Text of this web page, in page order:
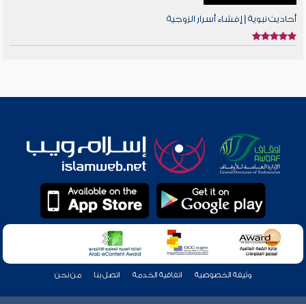
أحاديث نبوية | إفشاء أسرار الزوجية
وثيقة الخصوصية اتفاقية الخدمة اتصل بنا من نحن